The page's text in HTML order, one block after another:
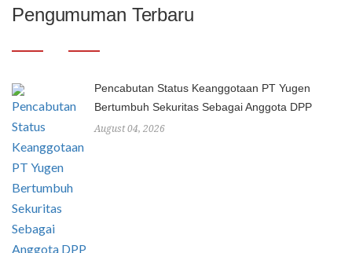
Pengumuman Terbaru
Pencabutan Status Keanggotaan PT Yugen
Bertumbuh Sekuritas Sebagai Anggota DPP
August 04, 2026